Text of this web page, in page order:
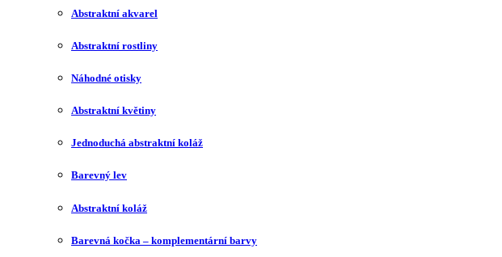
Abstraktní akvarel
Abstraktní rostliny
Náhodné otisky
Abstraktní květiny
Jednoduchá abstraktní koláž
Barevný lev
Abstraktní koláž
Barevná kočka – komplementární barvy